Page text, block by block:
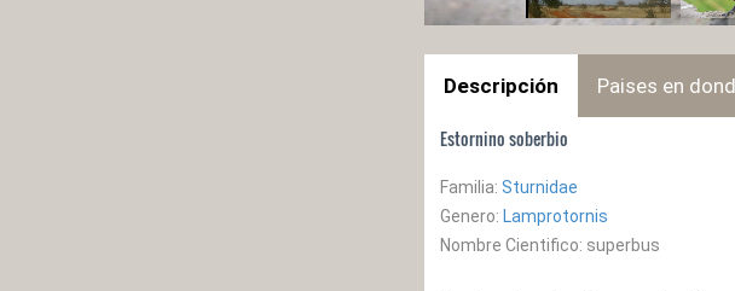
Descripción Paises en
Estornino soberbio
Familia: Sturnidae
Genero: Lamprotornis
Nombre Cientifico: superbus